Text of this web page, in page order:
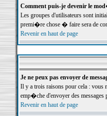
Comment puis-je devenir le
Les groupes d'utilisateurs sont
premi�re chose � faire sera de
Revenir en haut de page
Je ne peux pas envoyer de
Il y a trois raisons pour cela :
emp�che d'envoyer des
Revenir en haut de page